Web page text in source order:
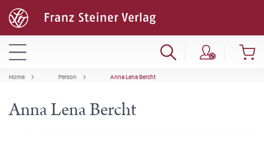
Home Person Anna Lena Bercht
Anna Lena Bercht